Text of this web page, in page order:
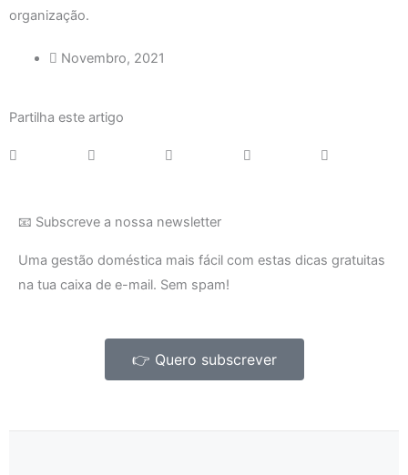
organização.
Novembro, 2021
Partilha este artigo
📧 Subscreve a nossa newsletter
Uma gestão doméstica mais fácil com estas dicas gratuitas
na tua caixa de e-mail. Sem spam!
👉 Quero subscrever